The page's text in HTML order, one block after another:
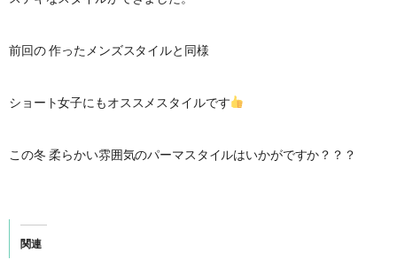
前回の 作ったメンズスタイルと同様
ショート女子にもオススメスタイルです
この冬 柔らかい雰囲気のパーマスタイルはいかがですか？？？
関連